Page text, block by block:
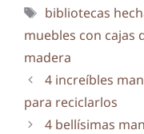
Etiquetas
bibliotecas
muebles con cajas
madera
4 increíbles
para reciclarlos
4 bellísimas